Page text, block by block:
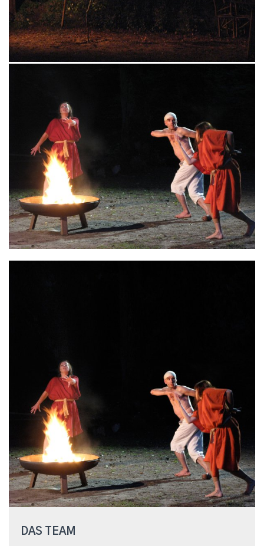
DAS TEAM